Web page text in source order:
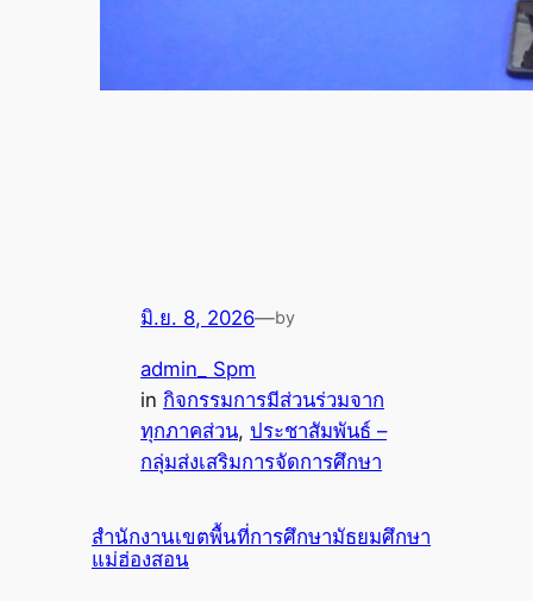
มิ.ย. 8, 2026—by
admin_ Spm
in กิจกรรมการมีส่วนร่วมจาก
ทุกภาคส่วน, ประชาสัมพันธ์ –
กลุ่มส่งเสริมการจัดการศึกษา
สำนักงานเขตพื้นที่การศึกษามัธยมศึกษา
แม่ฮ่องสอน